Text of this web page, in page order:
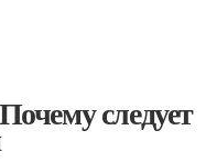
следует